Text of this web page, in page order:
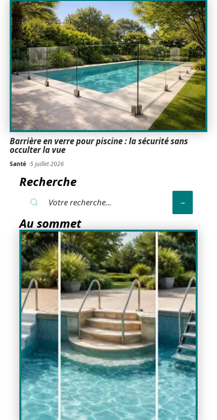
Barrière en verre pour piscine : la sécurité sans
occulter la vue
Santé 5 juillet 2026
Recherche
Au sommet